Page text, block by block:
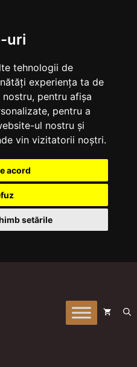
uri
tehnologii de
experiența ta de
pentru afișa
pentru a
ul nostru și
vin vizitatorii noștri.
acord
setările